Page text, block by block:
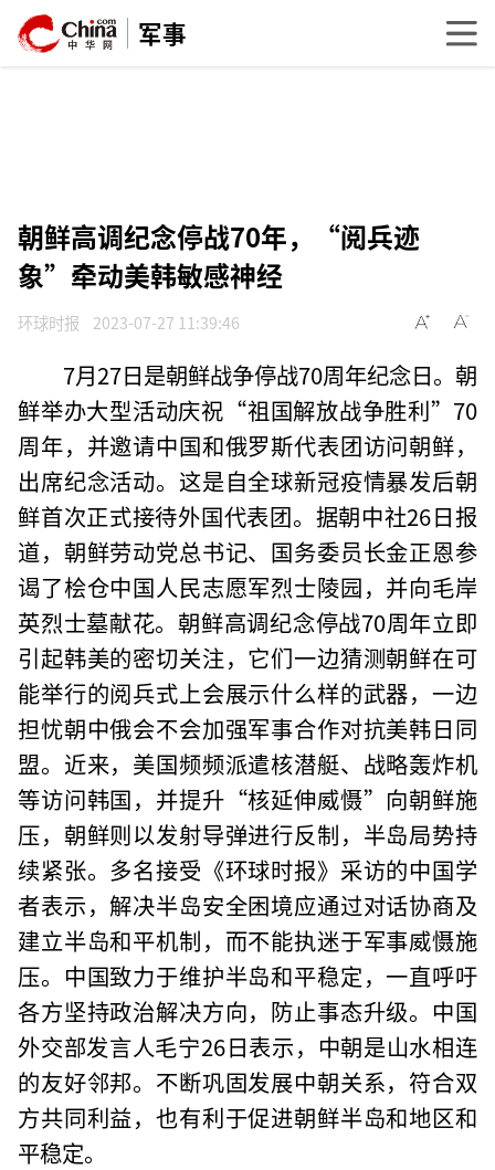
军事
朝鲜高调纪念停战70年，“阅兵迹
象”牵动美韩敏感神经
环球时报 2023-07-27 11:39:46
7月27日是朝鲜战争停战70周年纪念日。朝
鲜举办大型活动庆祝“祖国解放战争胜利”70
周年，并邀请中国和俄罗斯代表团访问朝鲜，
出席纪念活动。这是自全球新冠疫情暴发后朝
鲜首次正式接待外国代表团。据朝中社26日报
道，朝鲜劳动党总书记、国务委员长金正恩参
谒了桧仓中国人民志愿军烈士陵园，并向毛岸
英烈士墓献花。朝鲜高调纪念停战70周年立即
引起韩美的密切关注，它们一边猜测朝鲜在可
能举行的阅兵式上会展示什么样的武器，一边
担忧朝中俄会不会加强军事合作对抗美韩日同
盟。近来，美国频频派遣核潜艇、战略轰炸机
等访问韩国，并提升“核延伸威慑”向朝鲜施
压，朝鲜则以发射导弹进行反制，半岛局势持
续紧张。多名接受《环球时报》采访的中国学
者表示，解决半岛安全困境应通过对话协商及
建立半岛和平机制，而不能执迷于军事威慑施
压。中国致力于维护半岛和平稳定，一直呼吁
各方坚持政治解决方向，防止事态升级。中国
外交部发言人毛宁26日表示，中朝是山水相连
的友好邻邦。不断巩固发展中朝关系，符合双
方共同利益，也有利于促进朝鲜半岛和地区和
平稳定。